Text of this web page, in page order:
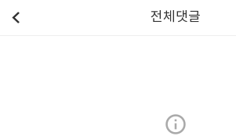
전체댓글